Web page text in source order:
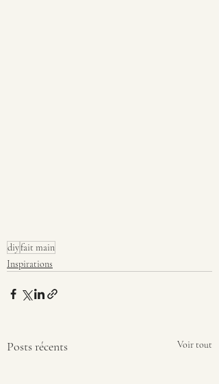
diyfait main
Inspirations
Posts récents Voir tout